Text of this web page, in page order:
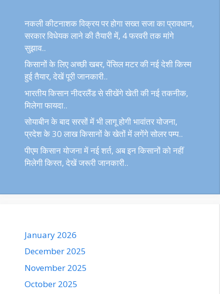
नकली कीटनाशक विक्रय पर होगा सख्त सजा का प्रावधान,
सरकार विधेयक लाने की तैयारी में, 4 फरवरी तक मांगे
सुझाव..
किसानों के लिए अच्छी खबर, पेंसिल मटर की नई देशी किस्म
हुई तैयार, देखें पूरी जानकारी..
भारतीय किसान नीदरलैंड से सीखेंगे खेती की नई तकनीक,
मिलेगा फायदा..
सोयाबीन के बाद सरसों में भी लागू होगी भावांतर योजना,
प्रदेश के 30 लाख किसानों के खेतों में लगेंगे सोलर पम्प..
पीएम किसान योजना में नई शर्त, अब इन किसानों को नहीं
मिलेगी किस्त, देखें जरूरी जानकारी..
January 2026
December 2025
November 2025
October 2025